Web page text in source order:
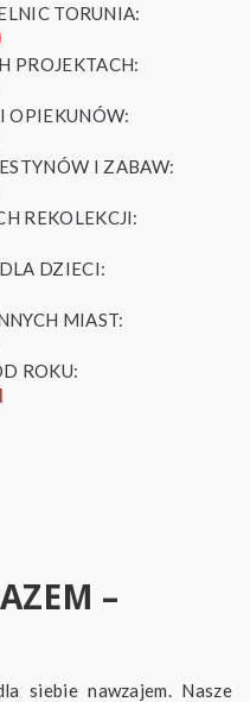
TORUNIA:
PROJEKTACH:
OPIEKUNÓW:
I ZABAW:
REKOLEKCJI:
DZIECI:
MIAST:
ROKU:
–
siebie nawzajem. Nasze